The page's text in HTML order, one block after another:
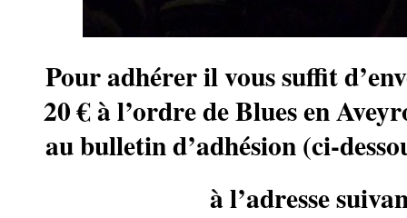
Pour adhérer il vous suffit
20 € à l’ordre de Blues en
au bulletin d’adhésion (ci-
à l’adresse